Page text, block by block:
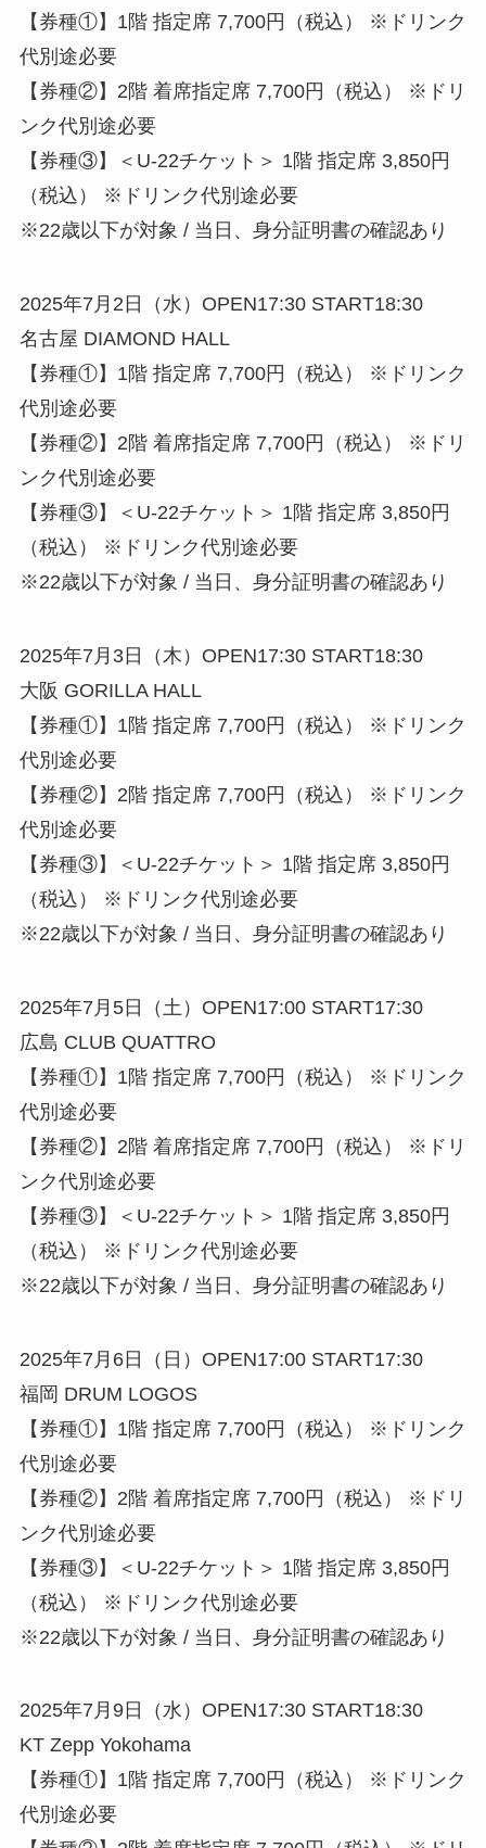
【券種①】1階 指定席 7,700円（税込） ※ドリンク
代別途必要
【券種②】2階 着席指定席 7,700円（税込） ※ドリ
ンク代別途必要
【券種③】＜U-22チケット＞ 1階 指定席 3,850円
（税込） ※ドリンク代別途必要
※22歳以下が対象 / 当日、身分証明書の確認あり
2025年7月2日（水）OPEN17:30 START18:30
名古屋 DIAMOND HALL
【券種①】1階 指定席 7,700円（税込） ※ドリンク
代別途必要
【券種②】2階 着席指定席 7,700円（税込） ※ドリ
ンク代別途必要
【券種③】＜U-22チケット＞ 1階 指定席 3,850円
（税込） ※ドリンク代別途必要
※22歳以下が対象 / 当日、身分証明書の確認あり
2025年7月3日（木）OPEN17:30 START18:30
大阪 GORILLA HALL
【券種①】1階 指定席 7,700円（税込） ※ドリンク
代別途必要
【券種②】2階 指定席 7,700円（税込） ※ドリンク
代別途必要
【券種③】＜U-22チケット＞ 1階 指定席 3,850円
（税込） ※ドリンク代別途必要
※22歳以下が対象 / 当日、身分証明書の確認あり
2025年7月5日（土）OPEN17:00 START17:30
広島 CLUB QUATTRO
【券種①】1階 指定席 7,700円（税込） ※ドリンク
代別途必要
【券種②】2階 着席指定席 7,700円（税込） ※ドリ
ンク代別途必要
【券種③】＜U-22チケット＞ 1階 指定席 3,850円
（税込） ※ドリンク代別途必要
※22歳以下が対象 / 当日、身分証明書の確認あり
2025年7月6日（日）OPEN17:00 START17:30
福岡 DRUM LOGOS
【券種①】1階 指定席 7,700円（税込） ※ドリンク
代別途必要
【券種②】2階 着席指定席 7,700円（税込） ※ドリ
ンク代別途必要
【券種③】＜U-22チケット＞ 1階 指定席 3,850円
（税込） ※ドリンク代別途必要
※22歳以下が対象 / 当日、身分証明書の確認あり
2025年7月9日（水）OPEN17:30 START18:30
KT Zepp Yokohama
【券種①】1階 指定席 7,700円（税込） ※ドリンク
代別途必要